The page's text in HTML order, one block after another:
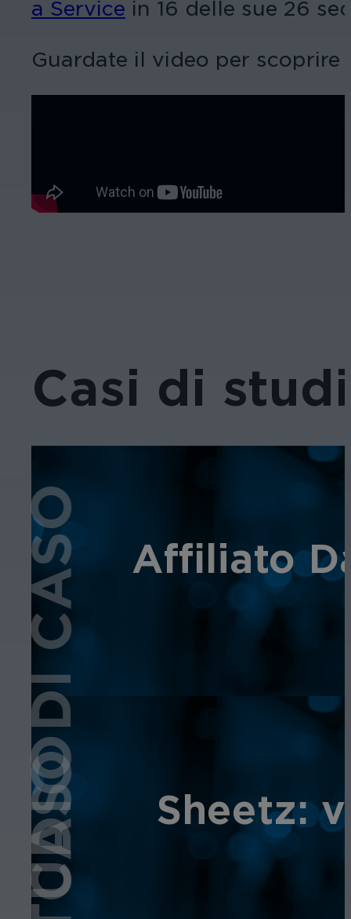
a Service in 16 delle sue 26
Guardate il video per
Casi di
STUDIO DI CASO Affiliato
Sheetz: